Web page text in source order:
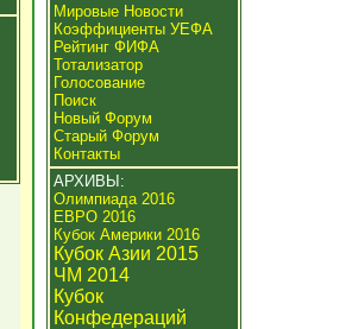
Мировые Новости
Коэффициенты УЕФА
Рейтинг ФИФА
Тотализатор
Голосование
Поиск
Новый Форум
Старый Форум
Контакты
АРХИВЫ:
Олимпиада 2016
ЕВРО 2016
Кубок Америки 2016
Кубок Азии 2015
ЧМ 2014
Кубок
Конфедераций